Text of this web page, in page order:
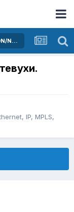
Активное оборудование Ethernet, IP, MPLS, SDN/NFV...
IP, MPLS,